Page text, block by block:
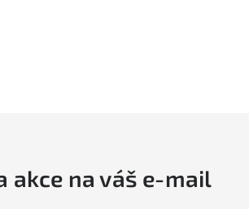
akce na váš e-mail